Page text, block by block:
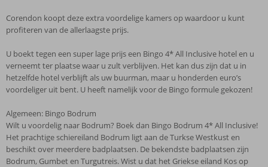
Corendon koopt deze extra voordelige kamers op waardoor u kunt
profiteren van de allerlaagste prijs.
U boekt tegen een super lage prijs een Bingo 4* All Inclusive hotel en u
verneemt ter plaatse waar u zult verblijven. Het kan dus zijn dat u in
hetzelfde hotel verblijft als uw buurman, maar u honderden euro’s
voordeliger uit bent. U heeft namelijk voor de Bingo formule gekozen!
Algemeen: Bingo Bodrum
Wilt u voordelig naar Bodrum? Boek dan Bingo Bodrum 4* All Inclusive!
Het prachtige schiereiland Bodrum ligt aan de Turkse Westkust en
beschikt over meerdere badplaatsen. De bekendste badplaatsen zijn
Bodrum, Gumbet en Turgutreis. Wist u dat het Griekse eiland Kos op